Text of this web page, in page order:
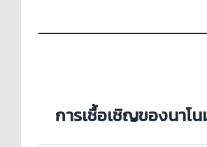
การเชื้อเชิญของนาโ